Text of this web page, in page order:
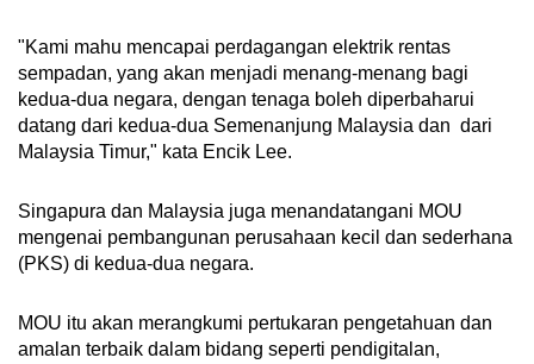
"Kami mahu mencapai perdagangan elektrik rentas
sempadan, yang akan menjadi menang-menang bagi
kedua-dua negara, dengan tenaga boleh diperbaharui
datang dari kedua-dua Semenanjung Malaysia dan dari
Malaysia Timur," kata Encik Lee.
Singapura dan Malaysia juga menandatangani MOU
mengenai pembangunan perusahaan kecil dan sederhana
(PKS) di kedua-dua negara.
MOU itu akan merangkumi pertukaran pengetahuan dan
amalan terbaik dalam bidang seperti pendigitalan,